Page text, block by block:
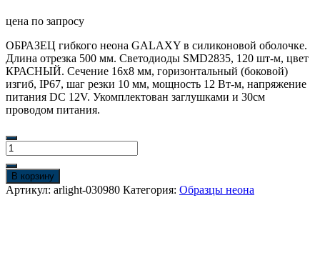
цена по запросу
ОБРАЗЕЦ гибкого неона GALAXY в силиконовой оболочке.
Длина отрезка 500 мм. Светодиоды SMD2835, 120 шт-м, цвет
КРАСНЫЙ. Сечение 16х8 мм, горизонтальный (боковой)
изгиб, IP67, шаг резки 10 мм, мощность 12 Вт-м, напряжение
питания DC 12V. Укомплектован заглушками и 30см
проводом питания.
Количество
товара
Образец
Гибкий
неон
В корзину
Артикул: arlight-030980 Категория: Образцы неона